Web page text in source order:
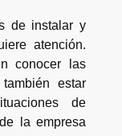
de instalar y
atención.
conocer las
estar
de
la empresa